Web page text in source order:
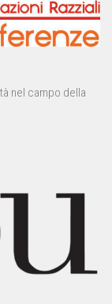
nel campo della